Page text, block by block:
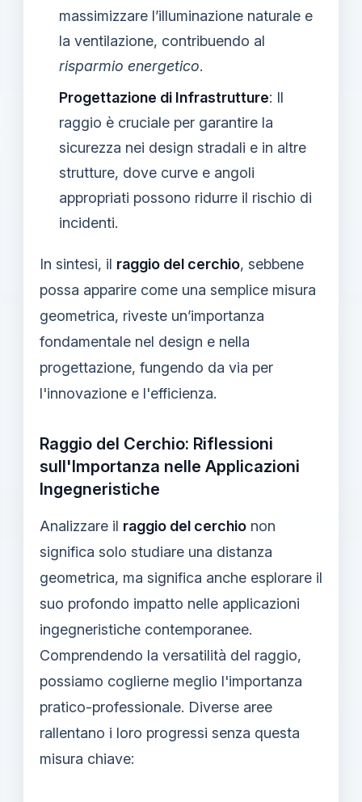
massimizzare l’illuminazione naturale e
la ventilazione, contribuendo al
risparmio energetico.
Progettazione di Infrastrutture: Il
raggio è cruciale per garantire la
sicurezza nei design stradali e in altre
strutture, dove curve e angoli
appropriati possono ridurre il rischio di
incidenti.
In sintesi, il raggio del cerchio, sebbene
possa apparire come una semplice misura
geometrica, riveste un’importanza
fondamentale nel design e nella
progettazione, fungendo da via per
l'innovazione e l'efficienza.
Raggio del Cerchio: Riflessioni
sull'Importanza nelle Applicazioni
Ingegneristiche
Analizzare il raggio del cerchio non
significa solo studiare una distanza
geometrica, ma significa anche esplorare il
suo profondo impatto nelle applicazioni
ingegneristiche contemporanee.
Comprendendo la versatilità del raggio,
possiamo coglierne meglio l'importanza
pratico-professionale. Diverse aree
rallentano i loro progressi senza questa
misura chiave: